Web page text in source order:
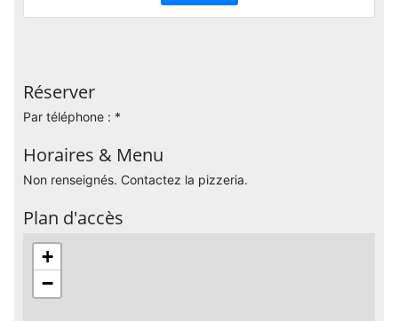
Réserver
Par téléphone : *
Horaires & Menu
Non renseignés. Contactez la pizzeria.
Plan d'accès
+
−